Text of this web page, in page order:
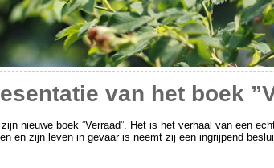
van het boek
nieuwe boek ”Verraad”. Het is het verhaal van een
en zijn leven in gevaar is neemt zij een ingrijpend